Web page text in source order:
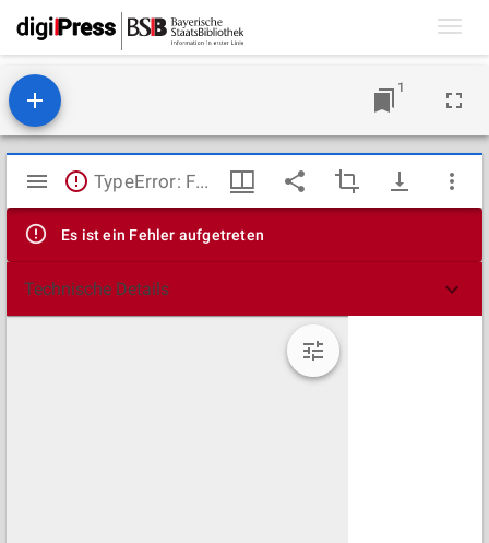
1
Mirador
Viewer
TypeError: Failed to fetch
Es ist ein Fehler aufgetreten
Technische Details